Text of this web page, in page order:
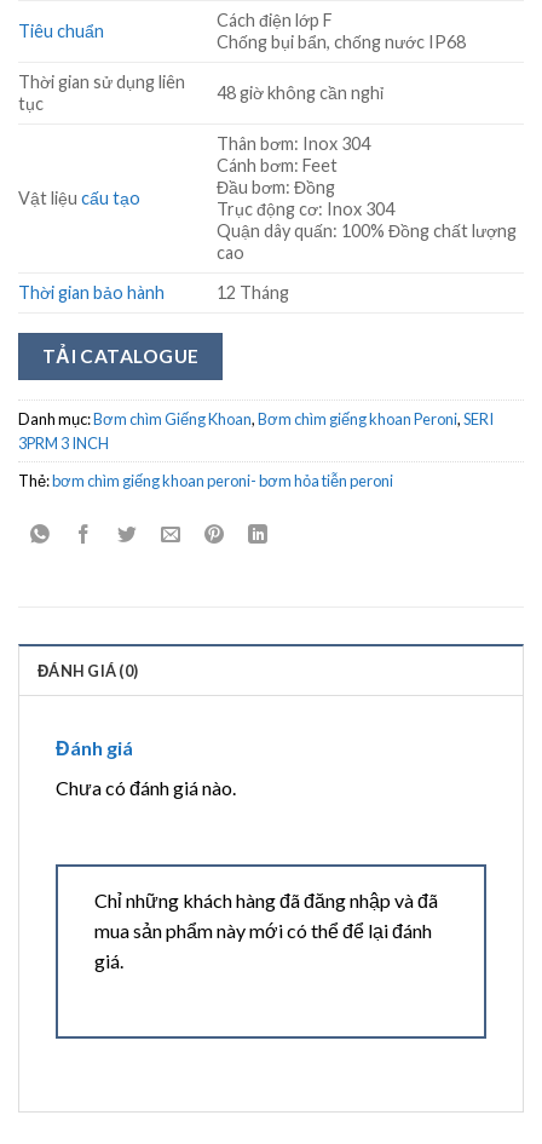
Tiêu chuẩn
Cách điện lớp F
Chống bụi bẩn, chống nước IP68
Thời gian sử dụng liên
tục
48 giờ không cần nghỉ
Vật liệu cấu tạo
Thân bơm: Inox 304
Cánh bơm: Feet
Đầu bơm: Đồng
Trục động cơ: Inox 304
Quận dây quấn: 100% Đồng chất lượng
cao
Thời gian bảo hành
12 Tháng
TẢI CATALOGUE
Danh mục:Bơm chìm Giếng Khoan,Bơm chìm giếng khoan Peroni,SERI
3PRM 3 INCH
Thẻ:bơm chìm giếng khoan peroni- bơm hỏa tiễn peroni
ĐÁNH GIÁ (0)
Đánh giá
Chưa có đánh giá nào.
Chỉ những khách hàng đã đăng nhập và đã
mua sản phẩm này mới có thể để lại đánh
giá.